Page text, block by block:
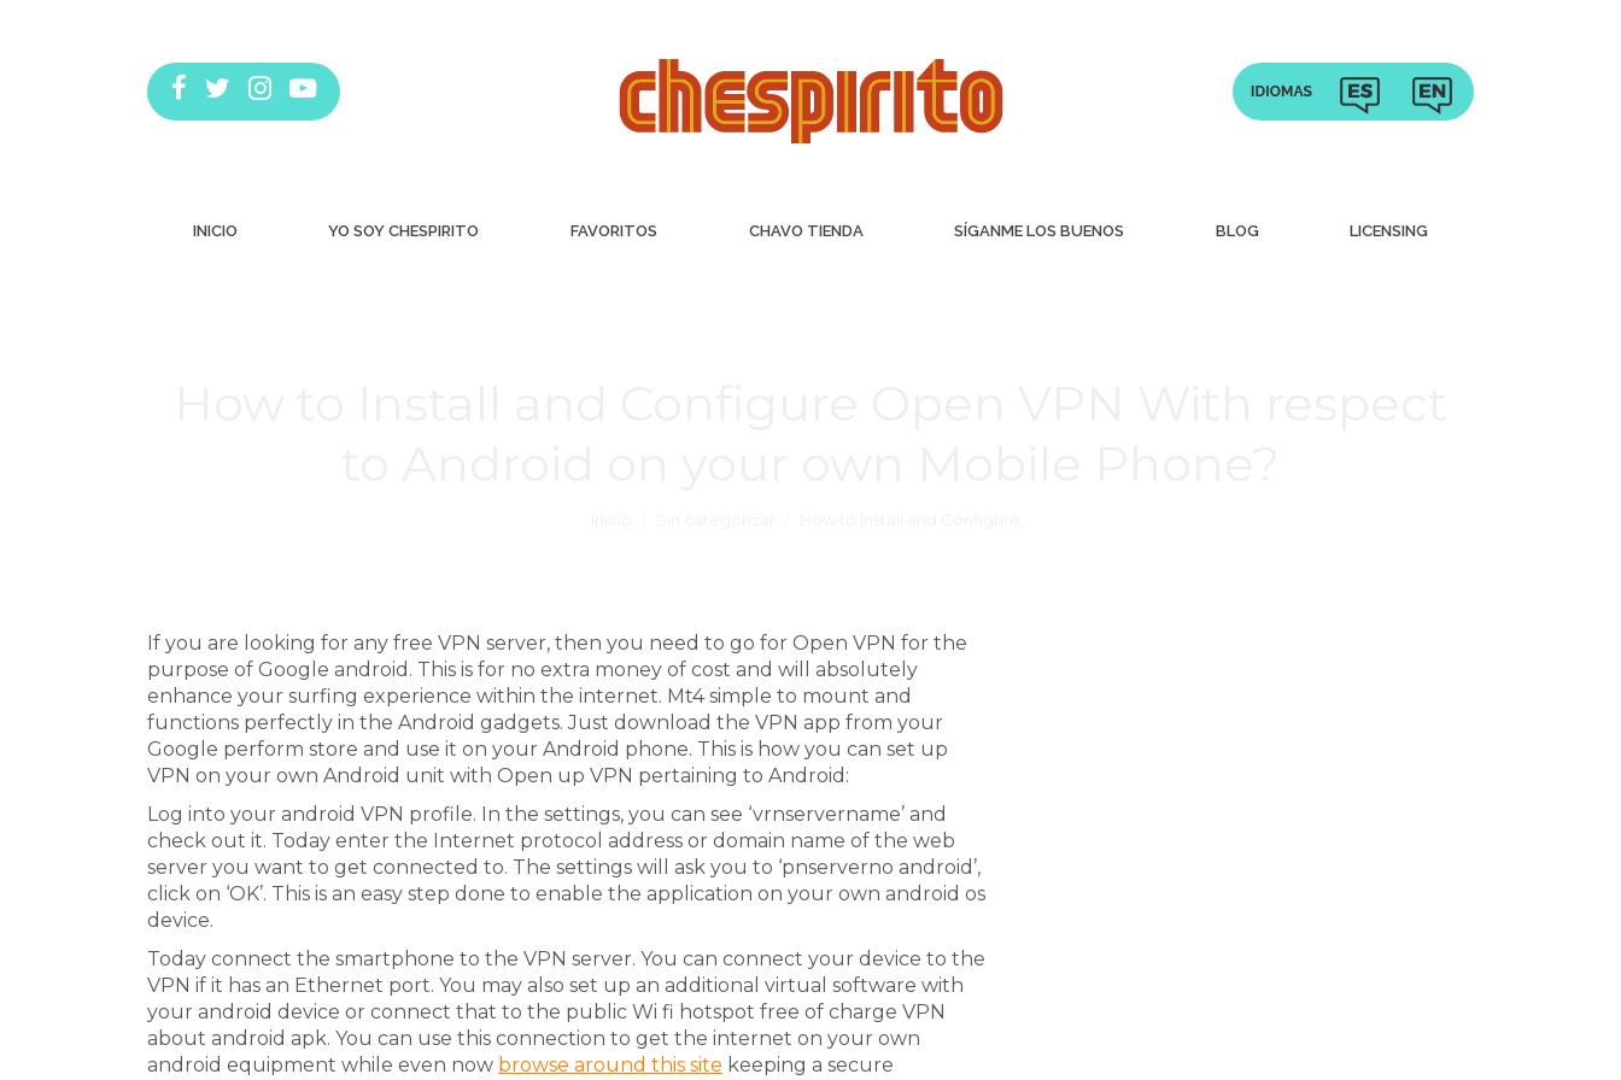
INICIO YO SOY CHESPIRITO FAVORITOS CHAVO TIENDA SÍGANME LOS BUENOS BLOG LICENSING
If you are looking for any free VPN server, then you need to go for Open VPN for the
purpose of Google android. This is for no extra money of cost and will absolutely
enhance your surfing experience within the internet. Mt4 simple to mount and
functions perfectly in the Android gadgets. Just download the VPN app from your
Google perform store and use it on your Android phone. This is how you can set up
VPN on your own Android unit with Open up VPN pertaining to Android:
Log into your android VPN profile. In the settings, you can see ‘vrnservername’ and
check out it. Today enter the Internet protocol address or domain name of the web
server you want to get connected to. The settings will ask you to ‘pnserverno android’,
click on ‘OK’. This is an easy step done to enable the application on your own android os
device.
Today connect the smartphone to the VPN server. You can connect your device to the
VPN if it has an Ethernet port. You may also set up an additional virtual software with
your android device or connect that to the public Wi fi hotspot free of charge VPN
about android apk. You can use this connection to get the internet on your own
android equipment while even now browse around this site keeping a secure